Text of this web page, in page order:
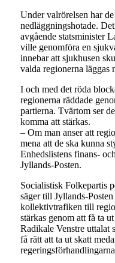
Under valrörelsen har
nedläggningshotade.
avgående statsminister
ville genomföra en
innebar att sjukhusen
valda regionerna läggas
I och med det röda
regionerna räddade
partierna. Tvärtom ser
komma att stärkas.
– Om man anser att
mena att de ska kunna
Enhedslistens finans-
Jyllands-Posten.
Socialistisk Folkepartis
säger till Jyllands-
kollektivtrafiken till
stärkas genom att få ta
Radikale Venstre uttalat
få rätt att ta ut skatt